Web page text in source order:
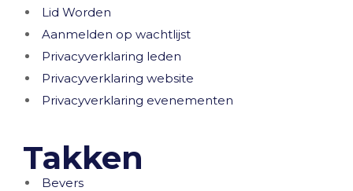
Lid Worden
Aanmelden op wachtlijst
Privacyverklaring leden
Privacyverklaring website
Privacyverklaring evenementen
Takken
Bevers